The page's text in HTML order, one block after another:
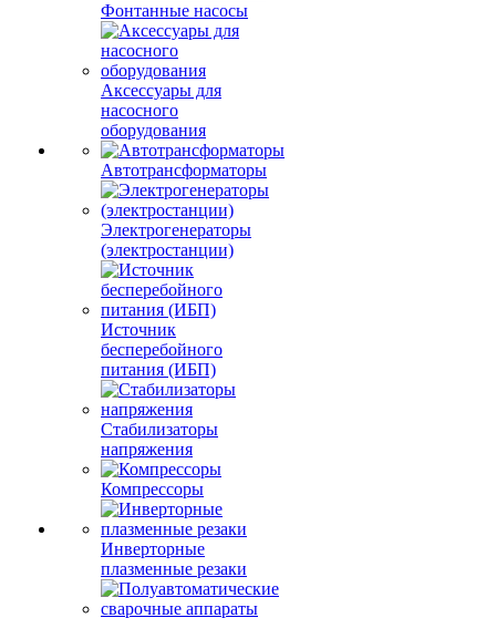
Фонтанные насосы
Аксессуары для
насосного
оборудования
Автотрансформаторы
Электрогенераторы
(электростанции)
Источник
бесперебойного
питания (ИБП)
Стабилизаторы
напряжения
Компрессоры
Инверторные
плазменные резаки